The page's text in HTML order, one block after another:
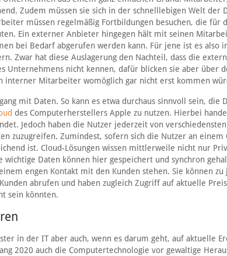
Zudem müssen sie sich in der schnelllebigen Welt der
müssen regelmäßig Fortbildungen besuchen, die für
Ein externer Anbieter hingegen hält mit seinen
bei Bedarf abgerufen werden kann. Für jene ist es also
Zwar hat diese Auslagerung den Nachteil, dass die
Unternehmens nicht kennen, dafür blicken sie aber über
interner Mitarbeiter womöglich gar nicht erst kommen
mit Daten. So kann es etwa durchaus sinnvoll sein, die
des Computerherstellers Apple zu nutzen. Hierbei
Jedoch haben die Nutzer jederzeit von
zuzugreifen. Zumindest, sofern sich die Nutzer an
ist. Cloud-Lösungen wissen mittlerweile nicht nur
wichtige Daten können hier gespeichert und synchron
engen Kontakt mit den Kunden stehen. Sie können
abrufen und haben zugleich Zugriff auf aktuelle
sein könnten.
in der IT aber auch, wenn es darum geht, auf aktuelle
2020 auch die Computertechnologie vor gewaltige